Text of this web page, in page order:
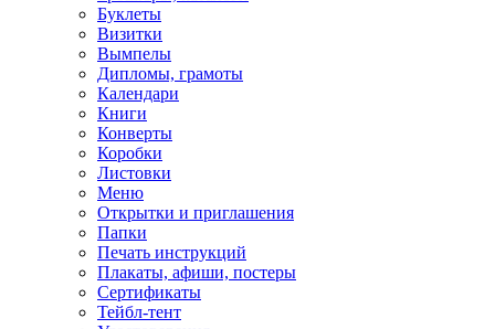
Буклеты
Визитки
Вымпелы
Дипломы, грамоты
Календари
Книги
Конверты
Коробки
Листовки
Меню
Открытки и приглашения
Папки
Печать инструкций
Плакаты, афиши, постеры
Сертификаты
Тейбл-тент